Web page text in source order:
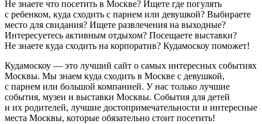
Не знаете что посетить в Москве? Ищете где погулять
с ребенком, куда сходить с парнем или девушкой? Выбираете
место для свидания? Ищете развлечения на выходные?
Интересуетесь активным отдыхом? Посещаете выставки?
Не знаете куда сходить на корпоратив? Кудамоскоу поможет!
Кудамоскоу — это лучший сайт о самых интересных событиях
Москвы. Мы знаем куда сходить в Москве с девушкой,
с парнем или большой компанией. У нас только лучшие
события, музеи и выставки Москвы. События для детей
и их родителей, лучшие достопримечательности и интересные
места Москвы, которые обязательно стоит посетить!